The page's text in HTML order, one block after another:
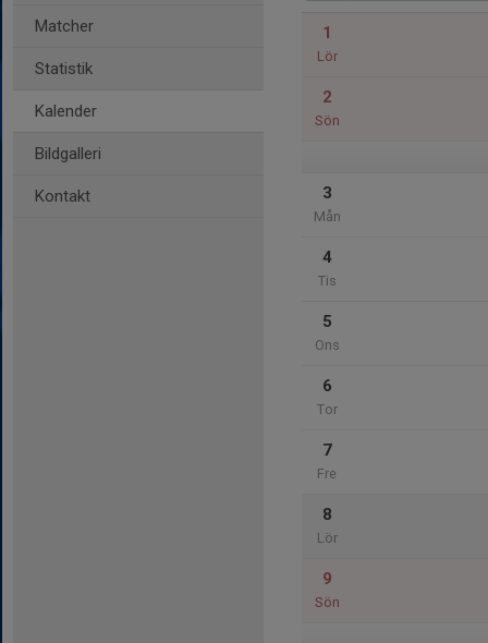
Matcher
Statistik
Kalender
Bildgalleri
Kontakt
1
Lör
2
Sön
3
Mån
4
Tis
5
Ons
6
Tor
7
Fre
8
Lör
9
Sön